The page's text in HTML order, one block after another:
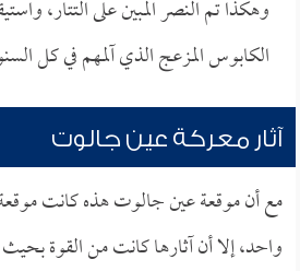
وهكذا تم النصر المبين على التتار،
الكابوس المزعج الذي آلمهم في كل
آثار معركة عين جالوت
مع أن موقعة عين جالوت هذه كانت
واحد، إلا أن آثارها كانت من القوة